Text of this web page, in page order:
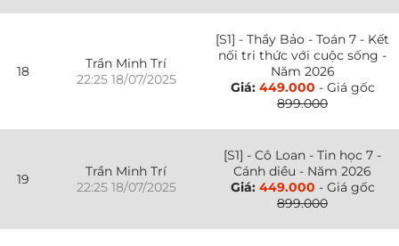
18
Trần Minh Trí
22:25 18/07/2025
[S1] - Thầy Bảo - Toán 7 - Kết
nối tri thức với cuộc sống -
Năm 2026
Giá: 449.000 - Giá gốc
899.000
19
Trần Minh Trí
22:25 18/07/2025
[S1] - Cô Loan - Tin học 7 -
Cánh diều - Năm 2026
Giá: 449.000 - Giá gốc
899.000